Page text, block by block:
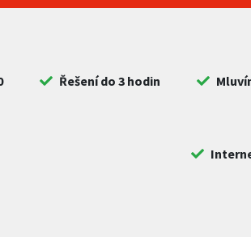
Řešení do 3 hodin